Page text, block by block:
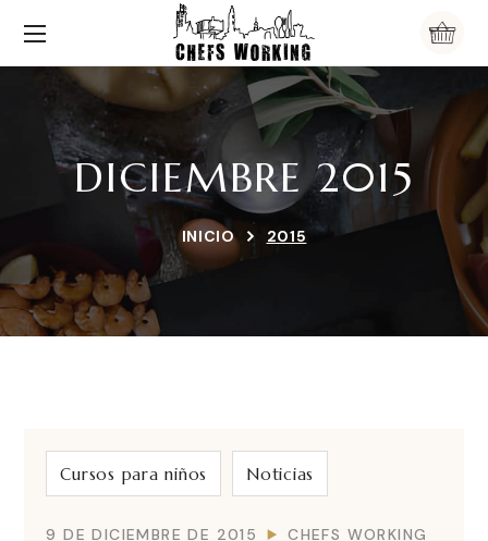
DICIEMBRE 2015
INICIO 2015
Cursos para niños Noticias
9 DE DICIEMBRE DE 2015 CHEFS WORKING